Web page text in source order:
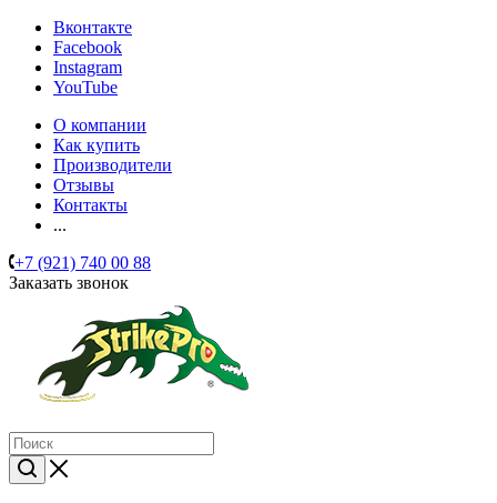
Вконтакте
Facebook
Instagram
YouTube
О компании
Как купить
Производители
Отзывы
Контакты
...
+7 (921) 740 00 88
Заказать звонок